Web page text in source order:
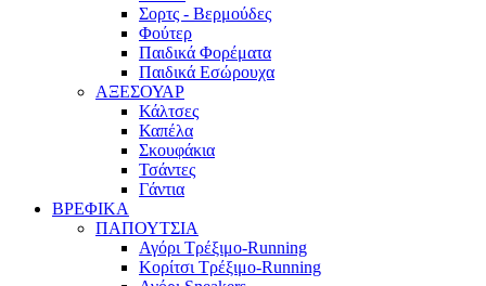
Σορτς - Βερμούδες
Φούτερ
Παιδικά Φορέματα
Παιδικά Εσώρουχα
ΑΞΕΣΟΥΑΡ
Κάλτσες
Καπέλα
Σκουφάκια
Τσάντες
Γάντια
ΒΡΕΦΙΚΑ
ΠΑΠΟΥΤΣΙΑ
Αγόρι Τρέξιμο-Running
Κορίτσι Τρέξιμο-Running